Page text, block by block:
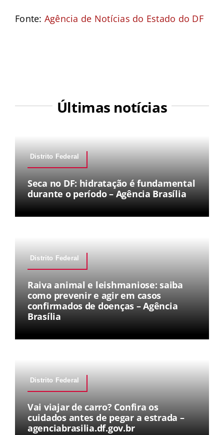
Fonte: Agência de Notícias do Estado do DF
Últimas notícias
Distrito Federal
Seca no DF: hidratação é fundamental
durante o período – Agência Brasília
Distrito Federal
Raiva animal e leishmaniose: saiba
como prevenir e agir em casos
confirmados de doenças – Agência
Brasília
Distrito Federal
Vai viajar de carro? Confira os
cuidados antes de pegar a estrada –
agenciabrasilia.df.gov.br